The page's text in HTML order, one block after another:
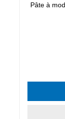
Pâte à